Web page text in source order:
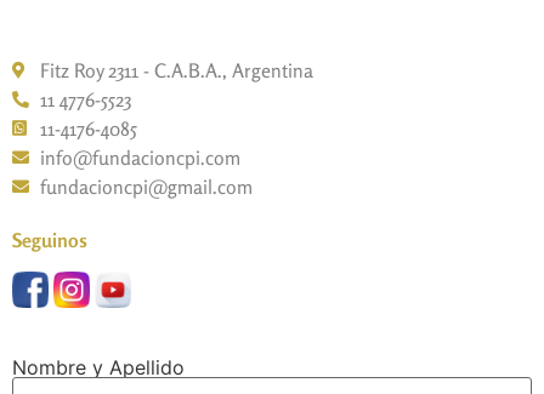
Fitz Roy 2311 - C.A.B.A., Argentina
11 4776-5523
11-4176-4085
info@fundacioncpi.com
fundacioncpi@gmail.com
Seguinos
Nombre y Apellido